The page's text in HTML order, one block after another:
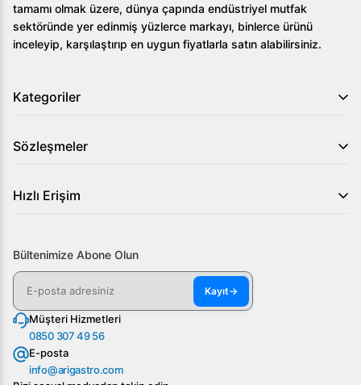
tamamı olmak üzere, dünya çapında endüstriyel mutfak
sektöründe yer edinmiş yüzlerce markayı, binlerce ürünü
inceleyip, karşılaştırıp en uygun fiyatlarla satın alabilirsiniz.
Kategoriler
Sözleşmeler
Hızlı Erişim
Bültenimize Abone Olun
Kayıt→
Müşteri Hizmetleri
0850 307 49 56
E-posta
info@arigastro.com